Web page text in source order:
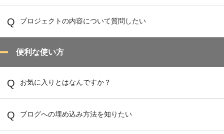
プロジェクトの内容について質問したい
便利な使い方
お気に入りとはなんですか？
ブログへの埋め込み方法を知りたい